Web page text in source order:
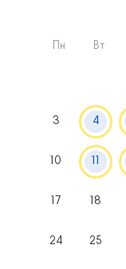
Пн Вт
3 4
10
17 18
24 25